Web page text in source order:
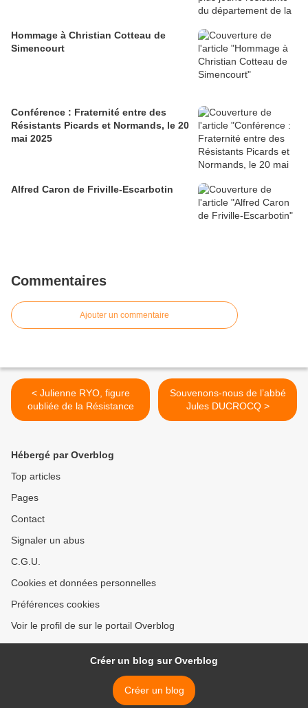
Hommage à Christian Cotteau de
Simencourt
Conférence : Fraternité entre des
Résistants Picards et Normands, le 20
mai 2025
Alfred Caron de Friville-Escarbotin
Commentaires
Ajouter un commentaire
< Julienne RYO, figure
oubliée de la Résistance
Souvenons-nous de l’abbé
Jules DUCROCQ >
Hébergé par Overblog
Top articles
Pages
Contact
Signaler un abus
C.G.U.
Cookies et données personnelles
Préférences cookies
Voir le profil de sur le portail Overblog
Créer un blog sur Overblog
Créer un blog